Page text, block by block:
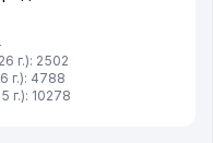
г.): 2502
г.): 4788
г.): 10278